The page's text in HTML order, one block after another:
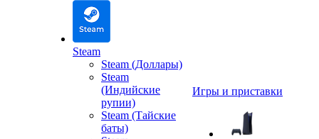
Steam
Steam (Доллары)
Steam
(Индийские
рупии)
Steam (Тайские
баты)
Игры и приставки